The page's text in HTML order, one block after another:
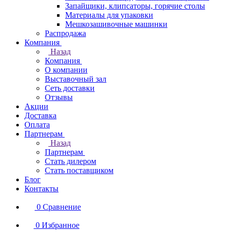
Запайщики, клипсаторы, горячие столы
Материалы для упаковки
Мешкозашивочные машинки
Распродажа
Компания
Назад
Компания
О компании
Выставочный зал
Сеть доставки
Отзывы
Акции
Доставка
Оплата
Партнерам
Назад
Партнерам
Стать дилером
Стать поставщиком
Блог
Контакты
0 Сравнение
0 Избранное